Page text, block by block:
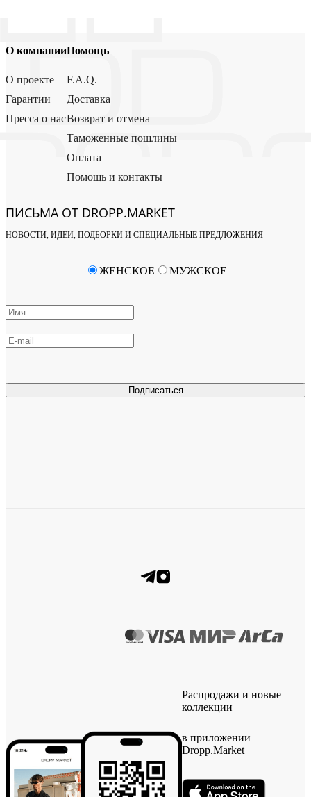
О компании
О проекте
Гарантии
Пресса о нас
Помощь
F.A.Q.
Доставка
Возврат и отмена
Таможенные пошлины
Оплата
Помощь и контакты
ПИСЬМА ОТ DROPP.MARKET
НОВОСТИ, ИДЕИ, ПОДБОРКИ И СПЕЦИАЛЬНЫЕ ПРЕДЛОЖЕНИЯ
Подписаться
ЖЕНСКОЕ МУЖСКОЕ
Распродажи и новые
коллекции
в приложении
Dropp.Market